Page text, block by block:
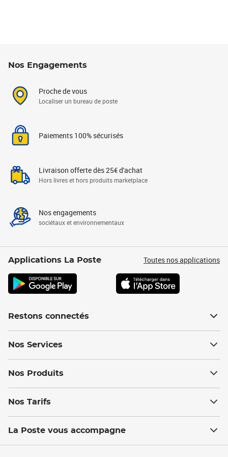
Nos Engagements
Proche de vous
Localiser un bureau de poste
Paiements 100% sécurisés
Livraison offerte dès 25€ d'achat
Hors livres et hors produits marketplace
Nos engagements
sociétaux et environnementaux
Applications La Poste Toutes nos applications
Restons connectés
Nos Services
Nos Produits
Nos Tarifs
La Poste vous accompagne